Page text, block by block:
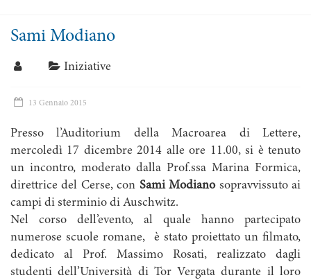
Sami Modiano
Iniziative
13 Gennaio 2015
Presso l’Auditorium della Macroarea di Lettere,
mercoledì 17 dicembre 2014 alle ore 11.00, si è tenuto
un incontro, moderato dalla Prof.ssa Marina Formica,
direttrice del Cerse, con Sami Modianosopravvissuto ai
campi di sterminio di Auschwitz.
Nel corso dell’evento, al quale hanno partecipato
numerose scuole romane, è stato proiettato un filmato,
dedicato al Prof. Massimo Rosati, realizzato dagli
studenti dell’Università di Tor Vergata durante il loro